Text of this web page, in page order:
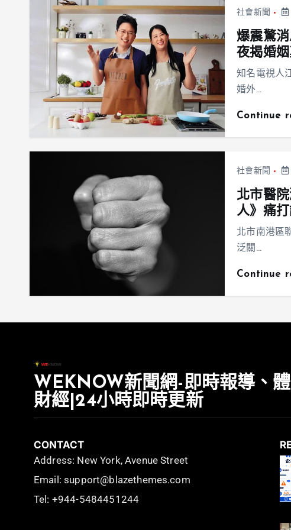
社會新聞
爆震驚
夜揭婚姻
知名電視人
婚外…
Continue
社會新聞
北市醫
人》痛
北市南港區
泛關…
Continue
WEKNOW新聞網-即時報導、體
財經|24小時即時更新
CONTACT
Address: New York, Avenue Street
Email: support@blazethemes.com
Tel: +944-5484451244